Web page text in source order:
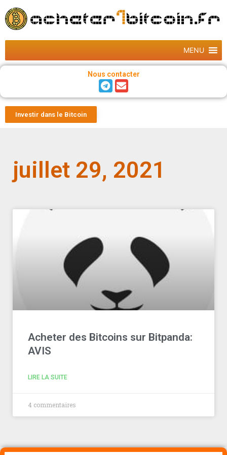
MENU
Nous contacter
Investir dans le Bitcoin
juillet 29, 2021
Acheter des Bitcoins sur Bitpanda:
AVIS
LIRE LA SUITE
4 commentaires